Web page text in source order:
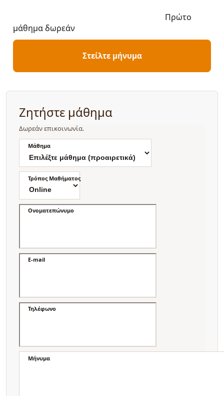
Πρώτο
μάθημα δωρεάν
Στείλτε μήνυμα
Ζητήστε μάθημα
Δωρεάν επικοινωνία.
Μάθημα
Τρόπος Μαθήματος
Ονοματεπώνυμο
E-mail
Τηλέφωνο
Μήνυμα